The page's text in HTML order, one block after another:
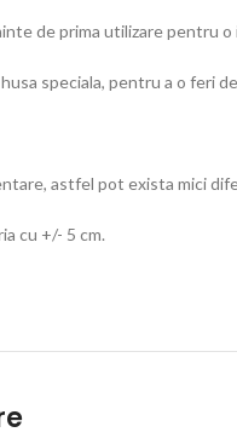
de prima utilizare pentru
speciala, pentru a o feri
astfel pot exista mici
cu +/- 5 cm.